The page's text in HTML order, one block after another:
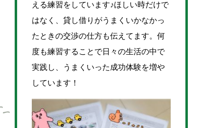
える練習をしています♪ほしい時だけで
はなく、貸し借りがうまくいかなかっ
たときの交渉の仕方も伝えてます。何
度も練習することで日々の生活の中で
実践し、うまくいった成功体験を増や
しています！